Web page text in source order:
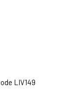
LIV149